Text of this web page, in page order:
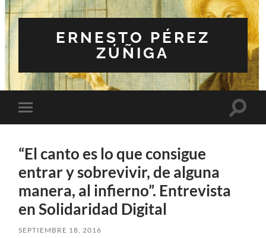
ERNESTO PÉREZ
ZÚÑIGA
Alternar
el
móvil
“El canto es lo que consigue
entrar y sobrevivir, de alguna
manera, al infierno”. Entrevista
en Solidaridad Digital
SEPTIEMBRE 18, 2016